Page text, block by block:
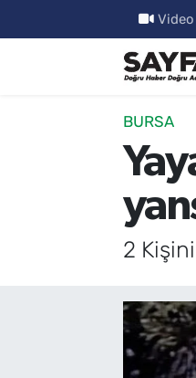
Video
BURSA
2
ÖZEL HABER
İNCELEME
TEKNOLOJİ
Hava Durumu
Trafik Durumu
TFF 2.Lig Beyaz
Tüm Manşetler
Son Dakika
Haber Arşivi